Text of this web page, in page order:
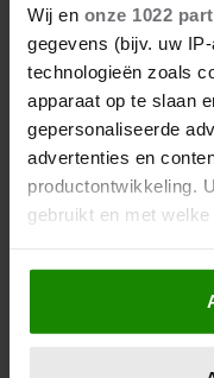
Wij en onze 1022
gegevens (bijv. uw
technologieën zoals
apparaat op te slaan
gepersonaliseerde
advertenties en
productontwikkeling.
gebruikt en met welke
Als u het toestaat,
Informatie
locatie, die tot